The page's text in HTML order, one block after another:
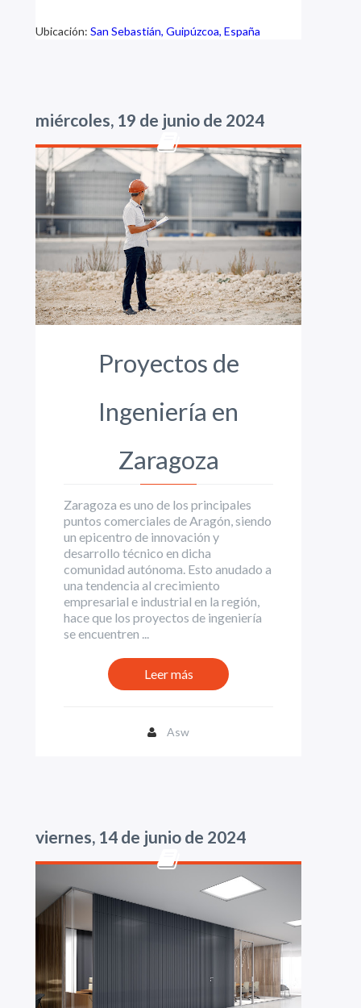
Ubicación: San Sebastián, Guipúzcoa, España
miércoles, 19 de junio de 2024
Proyectos de
Ingeniería en
Zaragoza
Zaragoza es uno de los principales
puntos comerciales de Aragón, siendo
un epicentro de innovación y
desarrollo técnico en dicha
comunidad autónoma. Esto anudado a
una tendencia al crecimiento
empresarial e industrial en la región,
hace que los proyectos de ingeniería
se encuentren ...
Leer más
Asw
viernes, 14 de junio de 2024